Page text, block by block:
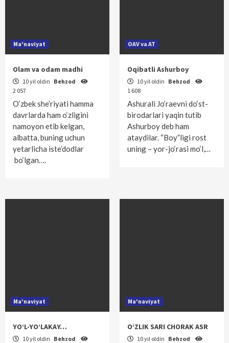
Ma'naviyat
Olam va odam madhi
10 yil oldin Behzod
2 057
O‘zbek she’riyati hamma
davrlarda ham o‘zligini
namoyon etib kelgan,
albatta, buning uchun
yetarlicha iste’dodlar
bo‘lgan….
OAV va AT
Oqibatli Ashurboy
10 yil oldin Behzod
1 608
Ashurali Jo‘raevni do‘st-
birodarlari yaqin tutib
Ashurboy deb ham
ataydilar. “Boy”ligi rost
uning – yor-jo‘rasi mo‘l,…
Ma'naviyat
YO‘L-YO‘LAKAY…
10 yil oldin Behzod
Ma'naviyat
O‘ZLIK SARI CHORAK ASR
10 yil oldin Behzod